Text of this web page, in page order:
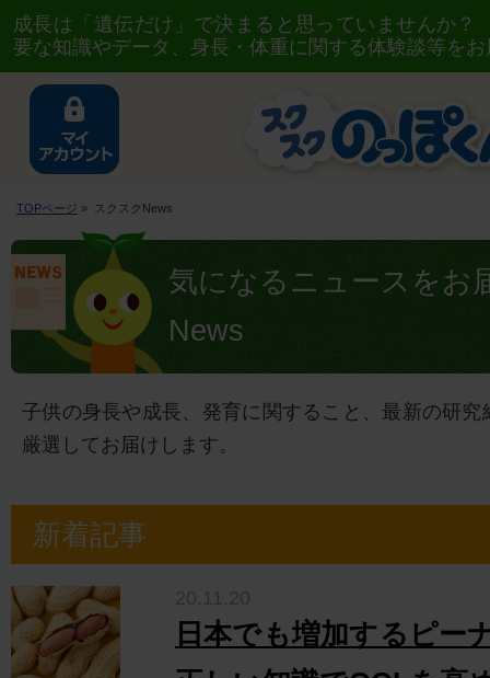
成長は「遺伝だけ」で決まると思っていませんか
要な知識やデータ、身長・体重に関する体験談等を
TOPページ » スクスクNews
気になるニュースをお
News
子供の身長や成長、発育に関すること、最新の研
厳選してお届けします。
新着記事
日本でも増加するピー